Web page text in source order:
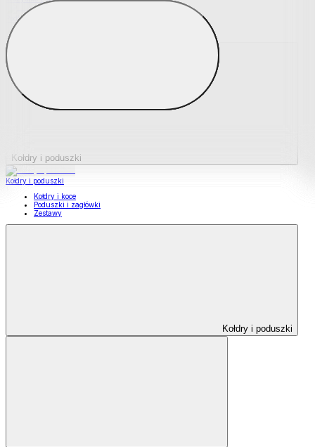
Podkładki na materace
Materace nawierzchniowe
Kołdry i poduszki
Kołdry i poduszki
Kołdry i koce
Poduszki i zagłówki
Zestawy
Kołdry i poduszki